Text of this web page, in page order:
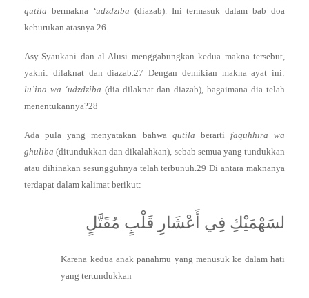
qutila bermakna ‘udzdziba (diazab). Ini termasuk dalam bab doa
keburukan atasnya.26
Asy-Syaukani dan al-Alusi menggabungkan kedua makna tersebut,
yakni: dilaknat dan diazab.27 Dengan demikian makna ayat ini:
lu’ina wa ‘udzdziba (dia dilaknat dan diazab), bagaimana dia telah
menentukannya?28
Ada pula yang menyatakan bahwa qutila berarti faquhhira wa
ghuliba(ditundukkan dan dikalahkan), sebab semua yang tundukkan
atau dihinakan sesungguhnya telah terbunuh.29 Di antara maknanya
terdapat dalam kalimat berikut:
لسَهْمَيْكِ فِي أَعْشَارِ قَلْبٍ مُقَتَّلٍ
Karena kedua anak panahmu yang menusuk ke dalam hati
yang tertundukkan